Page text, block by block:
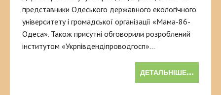
представники Одеського державного екологічного
університету і громадської організації «Мама-86-
Одеса». Також присутні обговорили розроблений
інститутом «Укрпівдендіпроводгосп»…
ДЕТАЛЬНІШЕ...